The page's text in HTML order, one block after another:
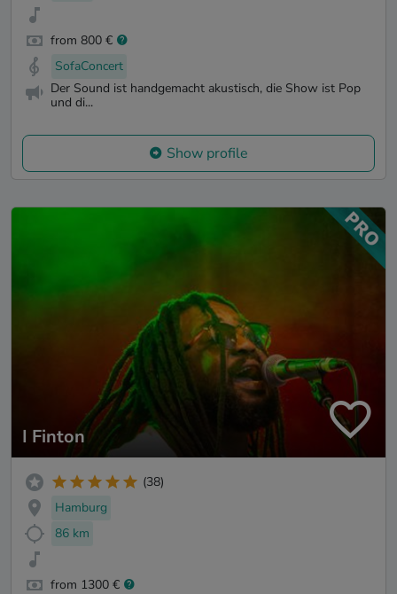
from 800 €
SofaConcert
Der Sound ist handgemacht akustisch, die Show ist Pop
und di...
Show profile
I Finton
(38)
Hamburg
86 km
from 1300 €